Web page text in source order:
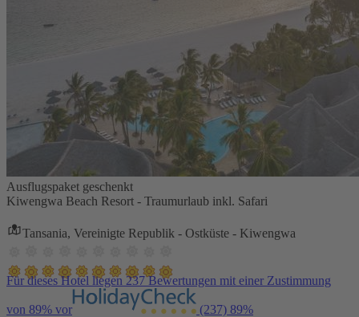
Ausflugspaket geschenkt
Kiwengwa Beach Resort - Traumurlaub inkl. Safari
Tansania, Vereinigte Republik - Ostküste - Kiwengwa
Für dieses Hotel liegen 237 Bewertungen mit einer Zustimmung
von 89% vor (237) 89%